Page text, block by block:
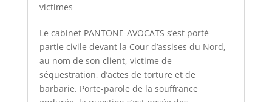
victimes
Le cabinet PANTONE-AVOCATS s’est porté
partie civile devant la Cour d’assises du Nord,
au nom de son client, victime de
séquestration, d’actes de torture et de
barbarie. Porte-parole de la souffrance